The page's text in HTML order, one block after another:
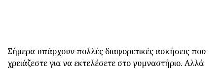
Σήμερα υπάρχουν πολλές διαφορετικές ασκήσεις που
χρειάζεστε για να εκτελέσετε στο γυμναστήριο. Αλλά